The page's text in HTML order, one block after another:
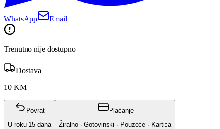
WhatsApp Email
Trenutno nije dostupno
Dostava
10 KM
Povrat
U roku 15 dana
Plaćanje
Žiralno · Gotovinski · Pouzeće · Kartica